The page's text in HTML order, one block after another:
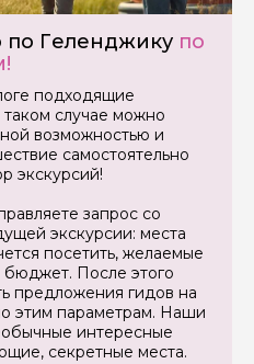
по Геленджику по
подходящие
случае можно
возможностью и
самостоятельно
экскурсий!
запрос со
экскурсии: места
посетить, желаемые
После этого
предложения гидов на
этим параметрам. Наши
интересные
секретные места.